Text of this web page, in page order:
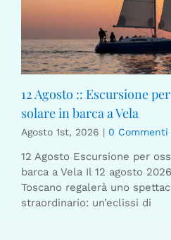
12 Agosto :: Escursione
solare in barca a Vela
Agosto 1st, 2026 | 0 Commenti
12 Agosto Escursione per
barca a Vela Il 12 agosto
Toscano regalerà uno
straordinario: un’eclissi di